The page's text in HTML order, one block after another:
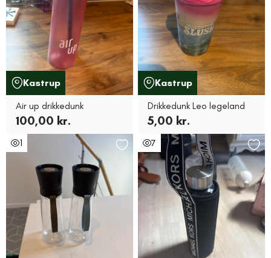
Kastrup
Air up drikkedunk
100,00 kr.
Kastrup
Drikkedunk Leo legeland
5,00 kr.
1 7